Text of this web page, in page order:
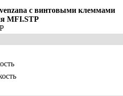
с винтовыми клеммами
MFI.STP